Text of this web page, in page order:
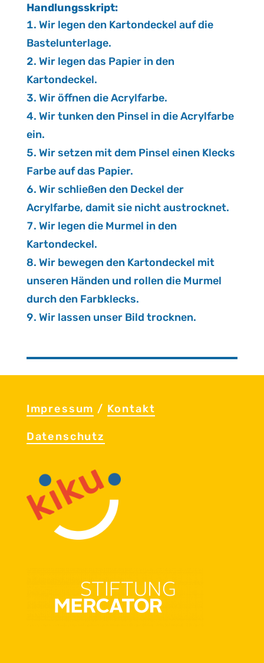
Hand­lungs­skript:
Wir legen den Kartondeckel auf die
Bastelunterlage.
Wir legen das Papier in den
Kartondeckel.
Wir öffnen die Acrylfarbe.
Wir tunken den Pinsel in die Acrylfarbe
ein.
Wir setzen mit dem Pinsel einen Klecks
Farbe auf das Papier.
Wir schließen den Deckel der
Acrylfarbe, damit sie nicht austrocknet.
Wir legen die Murmel in den
Kartondeckel.
Wir bewegen den Kartondeckel mit
unseren Händen und rollen die Murmel
durch den Farbklecks.
Wir lassen unser Bild trocknen.
Im­pres­sum / Kon­takt
Da­ten­schutz